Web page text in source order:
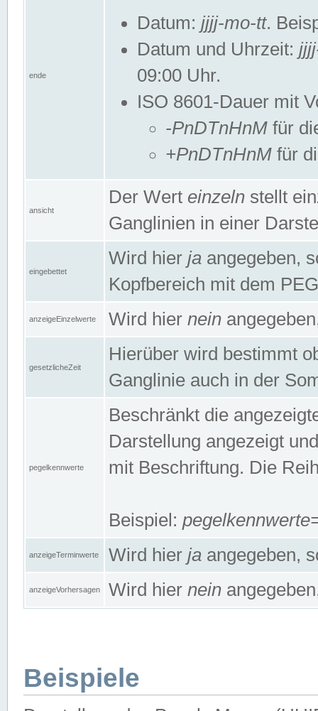
ende
Datum: jjjj-mo-tt.
Datum und Uhrzeit:
09:00 Uhr.
ISO 8601-Dauer mit
-PnDTnHnM für
+PnDTnHnM für
ansicht
Der Wert einzeln stellt
Ganglinien in einer
eingebettet
Wird hier ja angegeben,
Kopfbereich mit dem
anzeigeEinzelwerte Wird hier nein
gesetzlicheZeit
Hierüber wird bestimmt
Ganglinie auch in der
pegelkennwerte
Beschränkt die
Darstellung angezeigt
mit Beschriftung. Die
Beispiel:
anzeigeTerminwerte Wird hier ja angegeben,
anzeigeVorhersagen Wird hier nein
Beispiele